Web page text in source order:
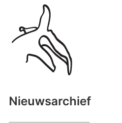
Nieuwsarchief